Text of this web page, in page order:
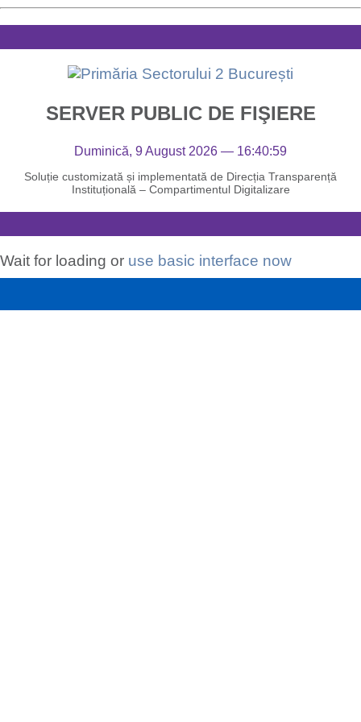
SERVER PUBLIC DE FIŞIERE
Duminică, 9 August 2026 — 16:41:00
Soluție customizată și implementată de Direcția Transparență
Instituțională – Compartimentul Digitalizare
Wait for loading or use basic interface now